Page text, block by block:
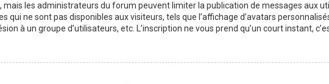
mais les administrateurs du forum peuvent limiter la publication de messages aux
ne sont pas disponibles aux visiteurs, tels que l’affichage d’avatars
à un groupe d’utilisateurs, etc. L’inscription ne vous prend qu’un court instant,